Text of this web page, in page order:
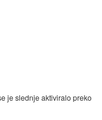
je slednje aktiviralo preko